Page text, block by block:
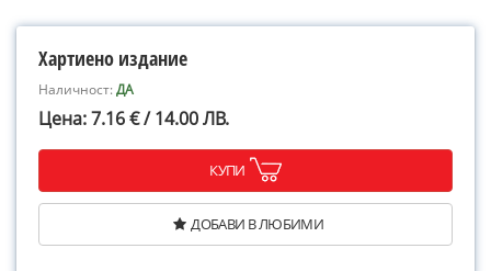
Хартиено издание
Наличност:ДА
Цена: 7.16 € / 14.00 ЛВ.
КУПИ
ДОБАВИ В ЛЮБИМИ